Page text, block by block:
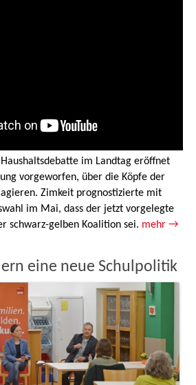
im Landtag eröffnet
vorgeworfen, über die Köpfe der
Zimkeit prognostizierte mit
im Mai, dass der jetzt vorgelegte
schwarz-gelben Koalition sei. mehr →
eine neue Schulpolitik